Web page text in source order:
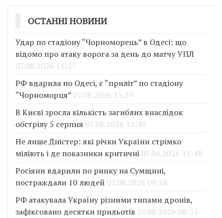
ОСТАННІ НОВИНИ
Удар по стадіону “Чорноморець” в Одесі: що
відомо про атаку ворога за день до матчу УПЛ
07.08.2026 16:27
РФ вдарила по Одесі, є “приліт” по стадіону
“Чорноморця” 07.08.2026 15:39
В Києві зросла кількість загиблих внаслідок
обстрілу 5 серпня 07.08.2026 12:43
Не лише Дністер: які річки України стрімко
міліють і де показники критичні 07.08.2026 11:48
Росіяни вдарили по ринку на Сумщині,
постраждали 10 людей 07.08.2026 09:58
РФ атакувала Україну різними типами дронів,
зафіксовано десятки прильотів 07.08.2026 08:55